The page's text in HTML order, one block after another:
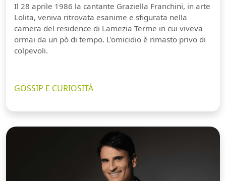
Il 28 aprile 1986 la cantante Graziella Franchini, in arte
Lolita, veniva ritrovata esanime e sfigurata nella
camera del residence di Lamezia Terme in cui viveva
ormai da un pò di tempo. L'omicidio è rimasto privo di
colpevoli.
GOSSIP E CURIOSITÀ